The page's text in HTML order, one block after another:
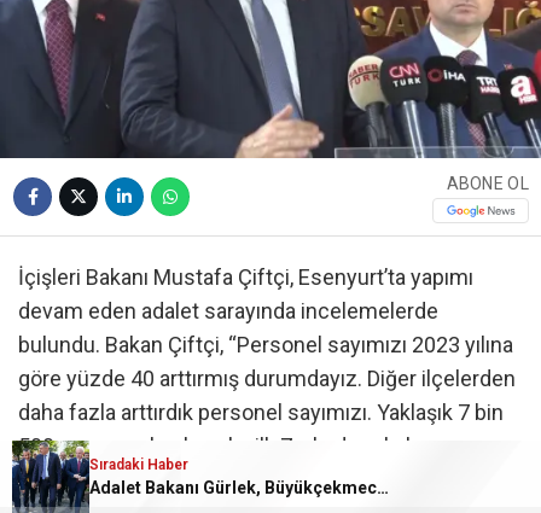
ABONE OL
İçişleri Bakanı Mustafa Çiftçi, Esenyurt’ta yapımı
devam eden adalet sarayında incelemelerde
bulundu. Bakan Çiftçi, “Personel sayımızı 2023 yılına
göre yüzde 40 arttırmış durumdayız. Diğer ilçelerden
daha fazla arttırdık personel sayımızı. Yaklaşık 7 bin
500 aranan şahsı bu yılın ilk 7 yılında yakalamış
durumdayız. Bu somut olarak sahaya yansımış
Sıradaki Haber
Adalet Bakanı Gürlek, Büyükçekmece Cumhuriyet Başsavcısı Karakaya ile bir araya geldi